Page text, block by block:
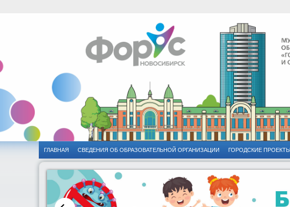
ГЛАВНАЯ CВЕДЕНИЯ ОБ ОБРАЗОВАТЕЛЬНОЙ ОРГАНИЗАЦИИ ГОРОДСКИЕ ПРОЕКТЫ